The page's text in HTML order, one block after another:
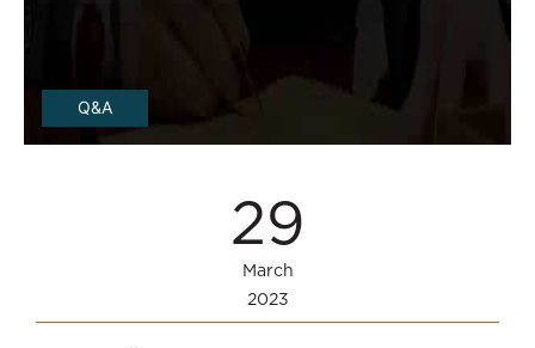
Q&A
29
March
2023